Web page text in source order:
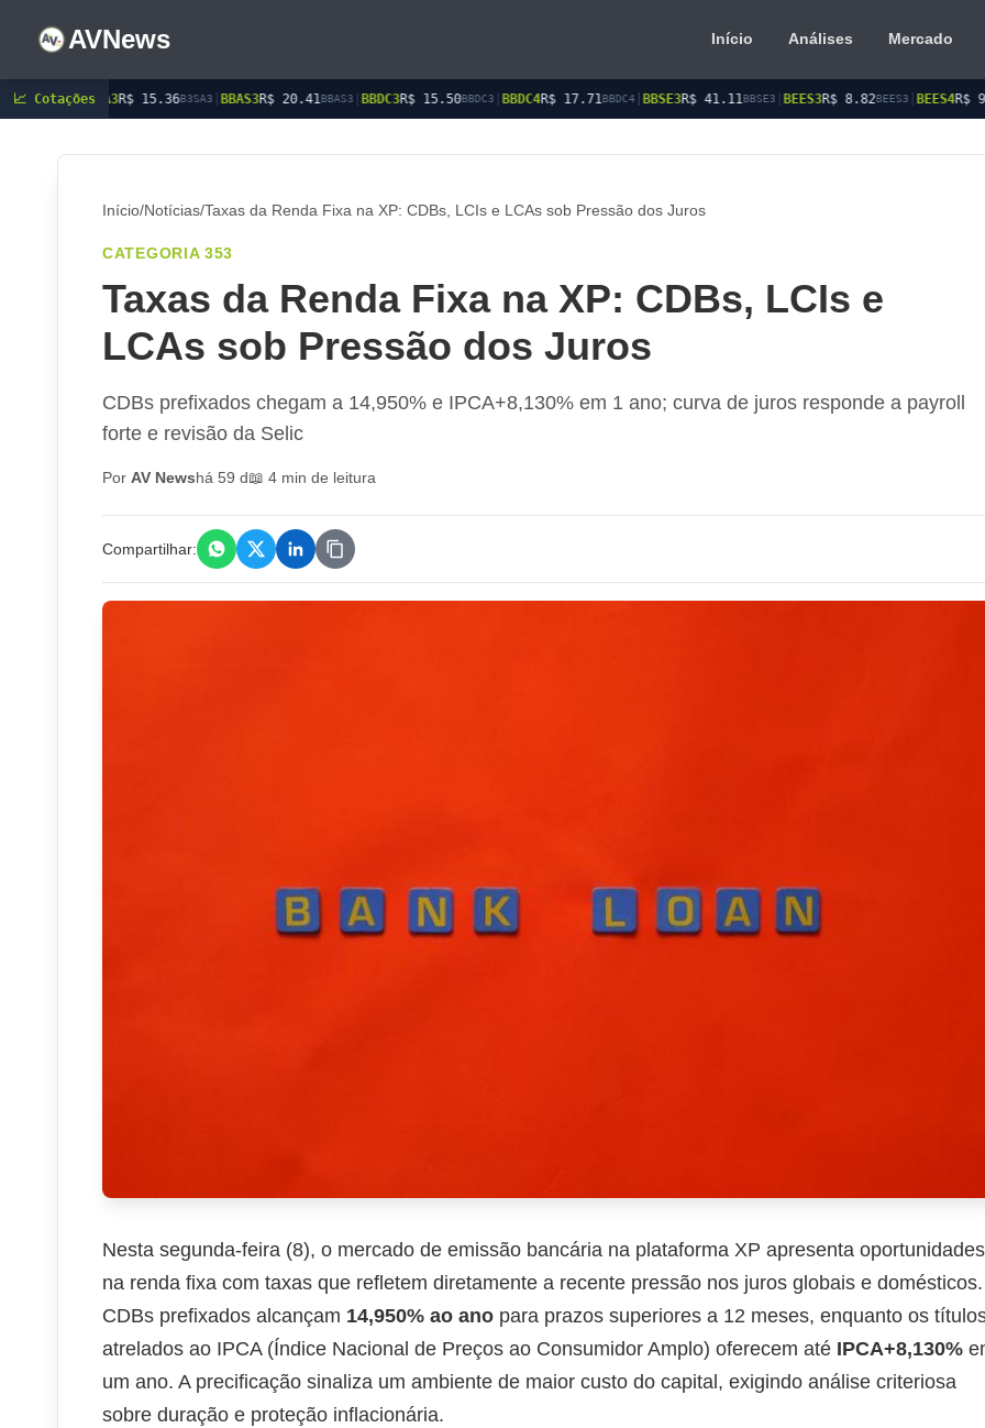
AVNews Início Análises Mercado
📈 Cotações
R$ 15.36B3SA3 |BBAS3R$ 20.41 BBAS3|BBDC3R$ 15.50 BBDC3|BBDC4R$ 17.71 BBDC4|BBSE3R$ 41.11 BBSE3|BEES3R$ 8.82BEES3|BEES4R$ 9.12BEES4|BMGB4
Início/Notícias/Taxas da Renda Fixa na XP: CDBs, LCIs e LCAs sob Pressão dos Juros
CATEGORIA 353
Taxas da Renda Fixa na XP: CDBs, LCIs e
LCAs sob Pressão dos Juros
CDBs prefixados chegam a 14,950% e IPCA+8,130% em 1 ano; curva de juros responde a payroll
forte e revisão da Selic
Por AV Newshá 59 d📖 4 min de leitura
Compartilhar:
Nesta segunda-feira (8), o mercado de emissão bancária na plataforma XP apresenta oportunidades
na renda fixa com taxas que refletem diretamente a recente pressão nos juros globais e domésticos.
CDBs prefixados alcançam 14,950% ao ano para prazos superiores a 12 meses, enquanto os
atrelados ao IPCA (Índice Nacional de Preços ao Consumidor Amplo) oferecem até IPCA+8,130%
um ano. A precificação sinaliza um ambiente de maior custo do capital, exigindo análise criteriosa
sobre duração e proteção inflacionária.